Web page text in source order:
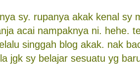
sy. rupanya akak kenal sy
acai nampaknya ni. hehe.
singgah blog akak. nak
jgk sy belajar sesuatu yg